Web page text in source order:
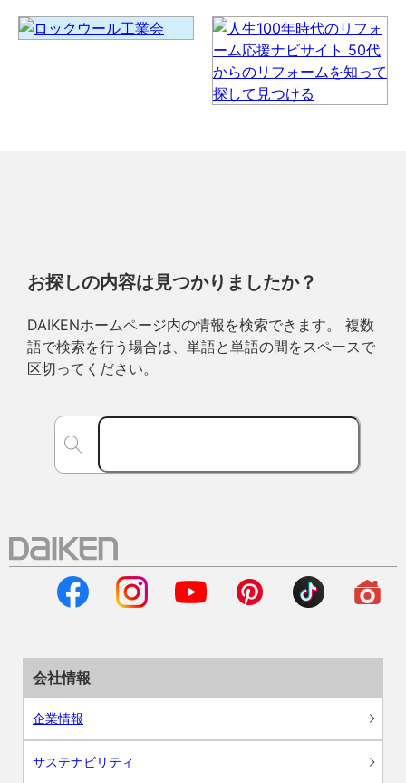
お探しの内容は見つかりましたか？
DAIKENホームページ内の情報を検索できます。 複数
語で検索を行う場合は、単語と単語の間をスペースで
区切ってください。
会社情報
企業情報
サステナビリティ